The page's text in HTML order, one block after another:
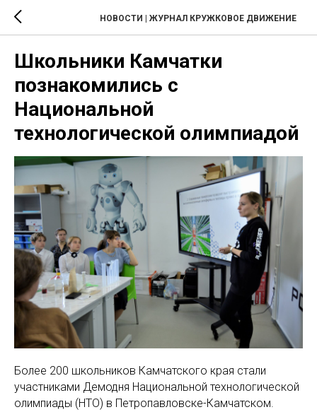
НОВОСТИ | ЖУРНАЛ КРУЖКОВОЕ ДВИЖЕНИЕ
Школьники Камчатки
познакомились с
Национальной
технологической олимпиадой
Более 200 школьников Камчатского края стали
участниками Демодня Национальной технологической
олимпиады (НТО) в Петропавловске-Камчатском.